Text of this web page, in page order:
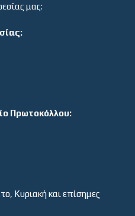
μας:
Πρωτοκόλλου:
Κυριακή και επίσημες